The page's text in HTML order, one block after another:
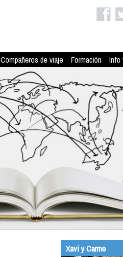
Compañeros de viaje Formación Info
Xavi y Carme